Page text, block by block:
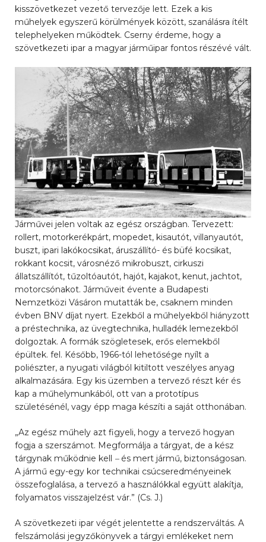
kisszövetkezet vezető tervezője lett. Ezek a kis
műhelyek egyszerű körülmények között, szanálásra ítélt
telephelyeken működtek. Cserny érdeme, hogy a
szövetkezeti ipar a magyar járműipar fontos részévé vált.
Járművei jelen voltak az egész országban. Tervezett:
rollert, motorkerékpárt, mopedet, kisautót, villanyautót,
buszt, ipari lakókocsikat, áruszállító- és büfé kocsikat,
rokkant kocsit, városnéző mikrobuszt, cirkuszi
állatszállítót, tűzoltóautót, hajót, kajakot, kenut, jachtot,
motorcsónakot. Járműveit évente a Budapesti
Nemzetközi Vásáron mutatták be, csaknem minden
évben BNV díjat nyert. Ezekből a műhelyekből hiányzott
a préstechnika, az üvegtechnika, hulladék lemezekből
dolgoztak. A formák szögletesek, erős elemekből
épültek. fel. Később, 1966-tól lehetősége nyílt a
poliészter, a nyugati világból kitiltott veszélyes anyag
alkalmazására. Egy kis üzemben a tervező részt kér és
kap a műhelymunkából, ott van a prototípus
születésénél, vagy épp maga készíti a saját otthonában.
„Az egész műhely azt figyeli, hogy a tervező hogyan
fogja a szerszámot. Megformálja a tárgyat, de a kész
tárgynak működnie kell –és mert jármű, biztonságosan.
A jármű egy-egy kor technikai csúcseredményeinek
összefoglalása, a tervező a használókkal együtt alakítja,
folyamatos visszajelzést vár.” (Cs. J.)
A szövetkezeti ipar végét jelentette a rendszerváltás. A
felszámolási jegyzőkönyvek a tárgyi emlékeket nem